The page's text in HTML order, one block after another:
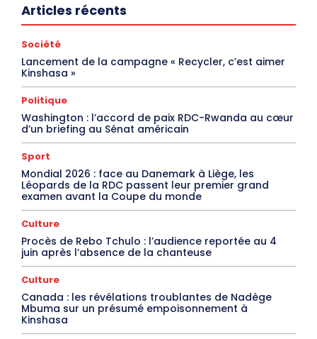
Articles récents
Société
Lancement de la campagne « Recycler, c’est aimer
Kinshasa »
Politique
Washington : l’accord de paix RDC-Rwanda au cœur
d’un briefing au Sénat américain
Sport
Mondial 2026 : face au Danemark à Liège, les
Léopards de la RDC passent leur premier grand
examen avant la Coupe du monde
Culture
Procès de Rebo Tchulo : l’audience reportée au 4
juin après l’absence de la chanteuse
Culture
Canada : les révélations troublantes de Nadège
Mbuma sur un présumé empoisonnement à
Kinshasa